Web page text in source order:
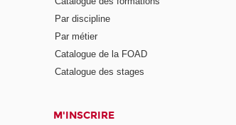
Par discipline
Par métier
Catalogue de la FOAD
Catalogue des stages
M'INSCRIRE